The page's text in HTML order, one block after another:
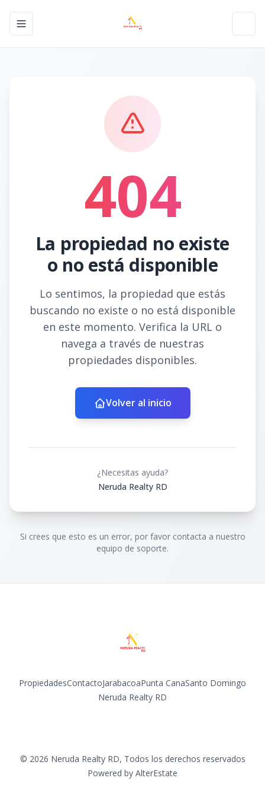
Toggle navigation menu
404
La propiedad no existe
o no está disponible
Lo sentimos, la propiedad que estás
buscando no existe o no está disponible
en este momento. Verifica la URL o
navega a través de nuestras
propiedades disponibles.
Volver al inicio
¿Necesitas ayuda?
Neruda Realty RD
Si crees que esto es un error, por favor contacta a nuestro
equipo de soporte.
PropiedadesContactoJarabacoaPunta CanaSanto Domingo
Neruda Realty RD
© 2026 Neruda Realty RD, Todos los derechos reservados
Powered by AlterEstate